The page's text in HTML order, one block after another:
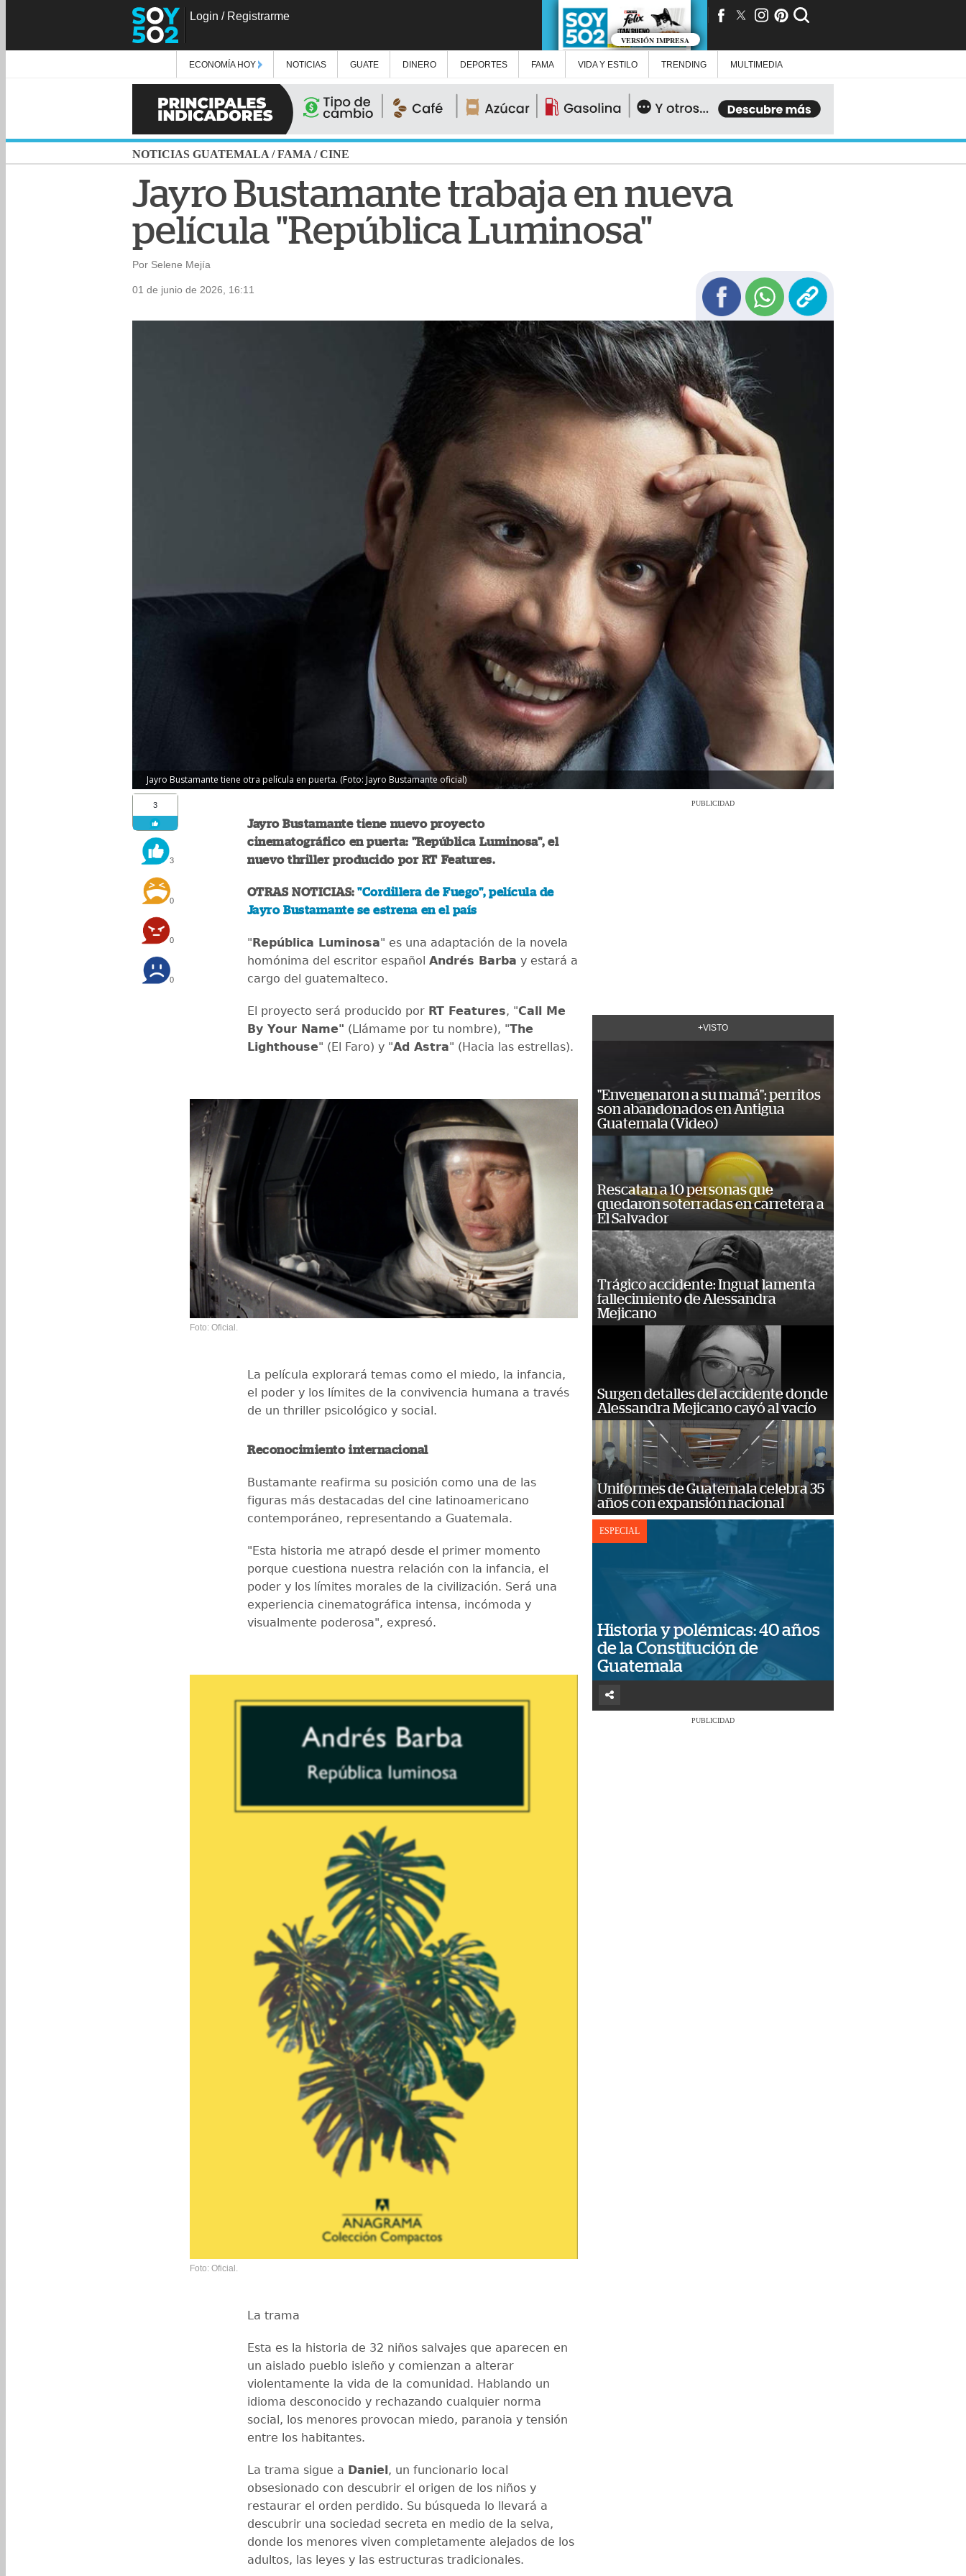
Login / Registrarme
VERSIÓN IMPRESA
ECONOMÍA HOY NOTICIAS GUATE DINERO DEPORTES FAMA VIDA Y ESTILO TRENDING MULTIMEDIA
NOTICIAS GUATEMALA /FAMA /CINE
Jayro Bustamante trabaja en nueva
película "República Luminosa"
Por Selene Mejía
01 de junio de 2026, 16:11
Jayro Bustamante tiene otra película en puerta. (Foto: Jayro Bustamante oficial)
3
3
0
0
0
Jayro Bustamante tiene nuevo proyecto
cinematográfico en puerta: "República Luminosa", el
nuevo thriller producido por RT Features.
OTRAS NOTICIAS:"Cordillera de Fuego", película de
Jayro Bustamante se estrena en el país
"República Luminosa" es una adaptación de la novela
homónima del escritor español Andrés Barba y estará a
cargo del guatemalteco.
El proyecto será producido por RT Features, "Call Me
By Your Name" (Llámame por tu nombre), "The
Lighthouse" (El Faro) y "Ad Astra" (Hacia las estrellas).
Foto: Oficial.
La película explorará temas como el miedo, la infancia,
el poder y los límites de la convivencia humana a través
de un thriller psicológico y social.
Reconocimiento internacional
Bustamante reafirma su posición como una de las
figuras más destacadas del cine latinoamericano
contemporáneo, representando a Guatemala.
"Esta historia me atrapó desde el primer momento
porque cuestiona nuestra relación con la infancia, el
poder y los límites morales de la civilización. Será una
experiencia cinematográfica intensa, incómoda y
visualmente poderosa", expresó.
Foto: Oficial.
La trama
Esta es la historia de 32 niños salvajes que aparecen en
un aislado pueblo isleño y comienzan a alterar
violentamente la vida de la comunidad. Hablando un
idioma desconocido y rechazando cualquier norma
social, los menores provocan miedo, paranoia y tensión
entre los habitantes.
La trama sigue a Daniel, un funcionario local
obsesionado con descubrir el origen de los niños y
restaurar el orden perdido. Su búsqueda lo llevará a
descubrir una sociedad secreta en medio de la selva,
donde los menores viven completamente alejados de los
adultos, las leyes y las estructuras tradicionales.
PUBLICIDAD
+VISTO
"Envenenaron a su mamá": perritos
son abandonados en Antigua
Guatemala (Video)
Rescatan a 10 personas que
quedaron soterradas en carretera a
El Salvador
Trágico accidente: Inguat lamenta
fallecimiento de Alessandra
Mejicano
Surgen detalles del accidente donde
Alessandra Mejicano cayó al vacío
Uniformes de Guatemala celebra 35
años con expansión nacional
ESPECIAL
Historia y polémicas: 40 años
de la Constitución de
Guatemala
PUBLICIDAD